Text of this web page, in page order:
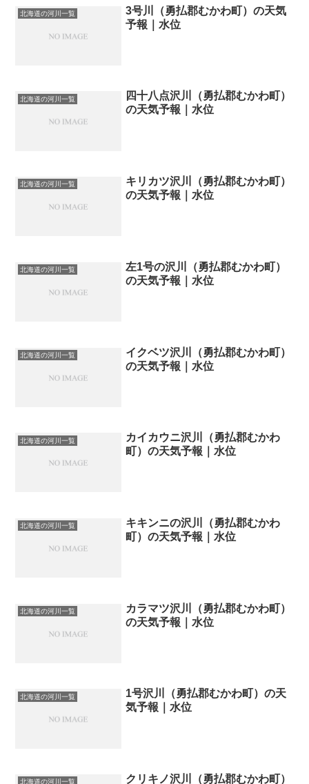
北海道の河川一覧
3号川（勇払郡むかわ町）の天気
予報｜水位
北海道の河川一覧
四十八点沢川（勇払郡むかわ町）
の天気予報｜水位
北海道の河川一覧
キリカツ沢川（勇払郡むかわ町）
の天気予報｜水位
北海道の河川一覧
左1号の沢川（勇払郡むかわ町）
の天気予報｜水位
北海道の河川一覧
イクベツ沢川（勇払郡むかわ町）
の天気予報｜水位
北海道の河川一覧
カイカウニ沢川（勇払郡むかわ
町）の天気予報｜水位
北海道の河川一覧
キキンニの沢川（勇払郡むかわ
町）の天気予報｜水位
北海道の河川一覧
カラマツ沢川（勇払郡むかわ町）
の天気予報｜水位
北海道の河川一覧
1号沢川（勇払郡むかわ町）の天
気予報｜水位
北海道の河川一覧
クリキノ沢川（勇払郡むかわ町）